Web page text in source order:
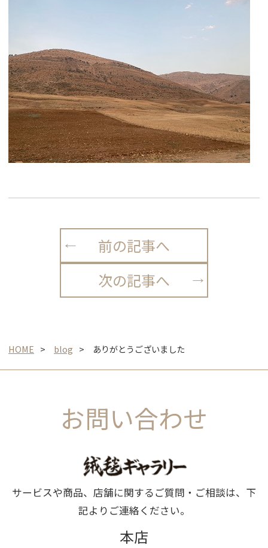
前の記事へ
次の記事へ
HOME blog ありがとうございました
お問い合わせ
サービスや商品、店舗に関するご質問・ご相談は、下
記よりご連絡ください。
本店